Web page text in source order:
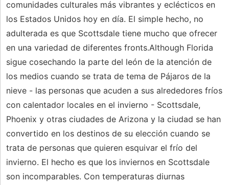
comunidades culturales más vibrantes y eclécticos en
los Estados Unidos hoy en día. El simple hecho, no
adulterada es que Scottsdale tiene mucho que ofrecer
en una variedad de diferentes fronts.Although Florida
sigue cosechando la parte del león de la atención de
los medios cuando se trata de tema de Pájaros de la
nieve - las personas que acuden a sus alrededores fríos
con calentador locales en el invierno - Scottsdale,
Phoenix y otras ciudades de Arizona y la ciudad se han
convertido en los destinos de su elección cuando se
trata de personas que quieren esquivar el frío del
invierno. El hecho es que los inviernos en Scottsdale
son incomparables. Con temperaturas diurnas